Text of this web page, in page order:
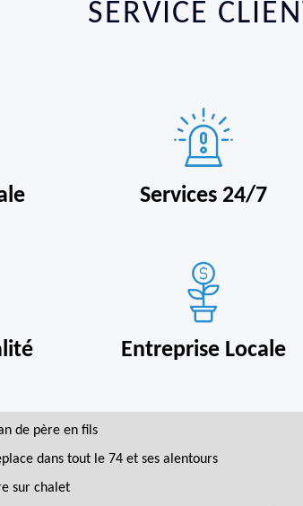
SERVICE
Services 24/7
Entreprise Locale
de père en fils
dans tout le 74 et ses alentours
sur chalet